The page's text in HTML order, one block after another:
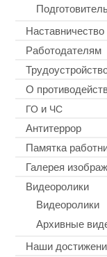
Наставничество
Работодателям
О
ГО и ЧС
Антитеррор
Памятка
Галерея
Видеоролики
Видеоролики
Архивные
Наши